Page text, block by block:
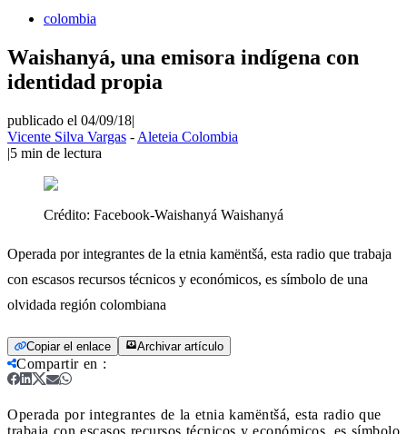
colombia
Waishanyá, una emisora indígena con
identidad propia
publicado el 04/09/18|
Vicente Silva Vargas - Aleteia Colombia
|5 min de lectura
Crédito: Facebook-Waishanyá Waishanyá
Operada por integrantes de la etnia kamëntšá, esta radio que trabaja
con escasos recursos técnicos y económicos, es símbolo de una
olvidada región colombiana
Copiar el enlace Archivar artículo
Compartir en :
Operada por integrantes de la etnia kamëntšá, esta radio que
trabaja con escasos recursos técnicos y económicos, es símbolo